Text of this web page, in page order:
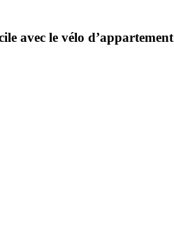
avec le vélo d’appartement